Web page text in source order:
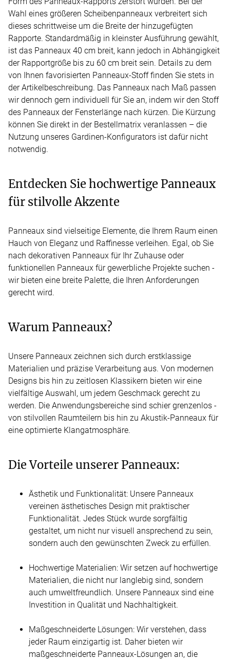
Wahl eines größeren Scheibenpanneaux verbreitert sich
dieses schrittweise um die Breite der hinzugefügten
Rapporte. Standardmäßig in kleinster Ausführung gewählt,
ist das Panneaux 40 cm breit, kann jedoch in Abhängigkeit
der Rapportgröße bis zu 60 cm breit sein. Details zu dem
von Ihnen favorisierten Panneaux-Stoff finden Sie stets in
der Artikelbeschreibung. Das Panneaux nach Maß passen
wir dennoch gern individuell für Sie an, indem wir den Stoff
des Panneaux der Fensterlänge nach kürzen. Die Kürzung
können Sie direkt in der Bestellmatrix veranlassen – die
Nutzung unseres Gardinen-Konfigurators ist dafür nicht
notwendig.
Entdecken Sie hochwertige Panneaux
für stilvolle Akzente
Panneaux sind vielseitige Elemente, die Ihrem Raum einen
Hauch von Eleganz und Raffinesse verleihen. Egal, ob Sie
nach dekorativen Panneaux für Ihr Zuhause oder
funktionellen Panneaux für gewerbliche Projekte suchen -
wir bieten eine breite Palette, die Ihren Anforderungen
gerecht wird.
Warum Panneaux?
Unsere Panneaux zeichnen sich durch erstklassige
Materialien und präzise Verarbeitung aus. Von modernen
Designs bis hin zu zeitlosen Klassikern bieten wir eine
vielfältige Auswahl, um jedem Geschmack gerecht zu
werden. Die Anwendungsbereiche sind schier grenzenlos -
von stilvollen Raumteilern bis hin zu Akustik-Panneaux für
eine optimierte Klangatmosphäre.
Die Vorteile unserer Panneaux:
Ästhetik und Funktionalität: Unsere Panneaux
vereinen ästhetisches Design mit praktischer
Funktionalität. Jedes Stück wurde sorgfältig
gestaltet, um nicht nur visuell ansprechend zu sein,
sondern auch den gewünschten Zweck zu erfüllen.
Hochwertige Materialien: Wir setzen auf hochwertige
Materialien, die nicht nur langlebig sind, sondern
auch umweltfreundlich. Unsere Panneaux sind eine
Investition in Qualität und Nachhaltigkeit.
Maßgeschneiderte Lösungen: Wir verstehen, dass
jeder Raum einzigartig ist. Daher bieten wir
maßgeschneiderte Panneaux-Lösungen an, die